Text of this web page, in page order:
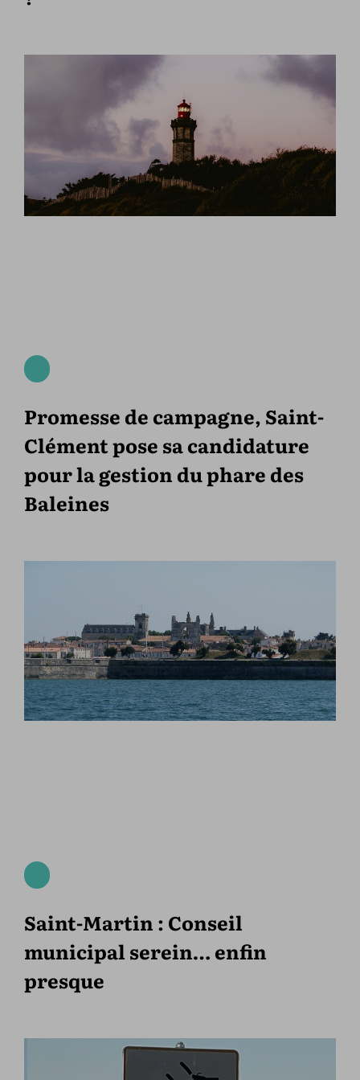
Promesse de campagne, Saint-
Clément pose sa candidature
pour la gestion du phare des
Baleines
Saint-Martin : Conseil
municipal serein… enfin
presque